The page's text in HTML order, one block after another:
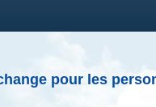
pour les